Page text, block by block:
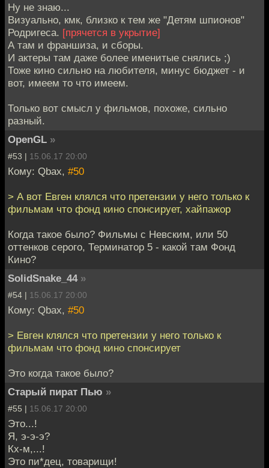
Ну не знаю...
Визуально, кмк, близко к тем же "Детям шпионов"
Родригеса. [прячется в укрытие]
А там и франшиза, и сборы.
И актеры там даже более именитые снялись ;)
Тоже кино сильно на любителя, минус бюджет - и
вот, имеем то что имеем.
Только вот смысл у фильмов, похоже, сильно
разный.
OpenGL »
#53 | 15.06.17 20:00
Кому: Qbax, #50
> А вот Евген клялся что претензии у него только к
фильмам что фонд кино спонсирует, хайпажор
Когда такое было? Фильмы с Невским, или 50
оттенков серого, Терминатор 5 - какой там Фонд
Кино?
SolidSnake_44 »
#54 | 15.06.17 20:00
Кому: Qbax, #50
> Евген клялся что претензии у него только к
фильмам что фонд кино спонсирует
Это когда такое было?
Старый пират Пью »
#55 | 15.06.17 20:00
Это...!
Я, э-э-э?
Кх-м,...!
Это пи*дец, товарищи!